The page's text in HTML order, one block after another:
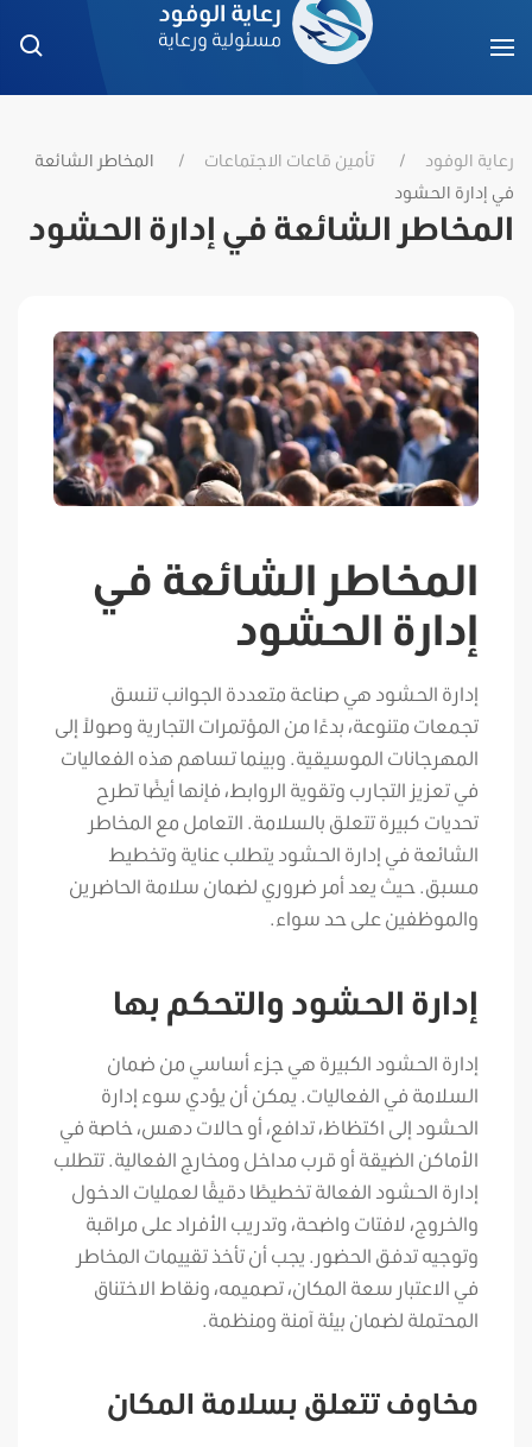
رعاية الوفود تأمين قاعات الاجتماعات
المخاطر الشائعة
في إدارة الحشود
المخاطر الشائعة في إدارة الحشود
المخاطر الشائعة في
إدارة الحشود
إدارة الحشود هي صناعة متعددة الجوانب تنسق
تجمعات متنوعة، بدءًا من المؤتمرات التجارية وصولاً إلى
المهرجانات الموسيقية. وبينما تساهم هذه الفعاليات
في تعزيز التجارب وتقوية الروابط، فإنها أيضًا تطرح
تحديات كبيرة تتعلق بالسلامة. التعامل مع المخاطر
الشائعة في إدارة الحشود يتطلب عناية وتخطيط
مسبق. حيث يعد أمر ضروري لضمان سلامة الحاضرين
والموظفين على حد سواء.
إدارة الحشود والتحكم بها
إدارة الحشود الكبيرة هي جزء أساسي من ضمان
السلامة في الفعاليات. يمكن أن يؤدي سوء إدارة
الحشود إلى اكتظاظ، تدافع، أو حالات دهس، خاصة في
الأماكن الضيقة أو قرب مداخل ومخارج الفعالية. تتطلب
إدارة الحشود الفعالة تخطيطًا دقيقًا لعمليات الدخول
والخروج، لافتات واضحة، وتدريب الأفراد على مراقبة
وتوجيه تدفق الحضور. يجب أن تأخذ تقييمات المخاطر
في الاعتبار سعة المكان، تصميمه، ونقاط الاختناق
المحتملة لضمان بيئة آمنة ومنظمة.
مخاوف تتعلق بسلامة المكان